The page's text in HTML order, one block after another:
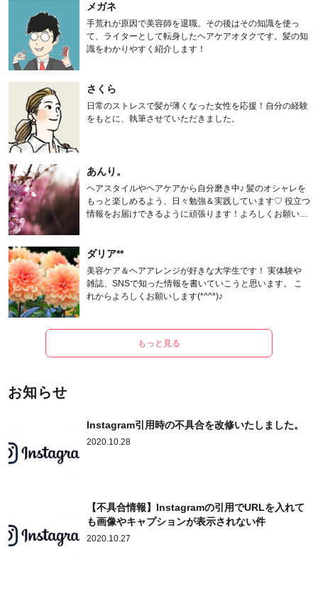
メガネ
手荒れが原因で美容師を退職。その後はその知識を使っ
て、ライターとして転身したヘアケアオタクです。髪の知
識をわかりやすく紹介します！
さくら
日常のストレスで髪が薄くなった女性を応援！自分の経験
をもとに、執筆させていただきました。
あんり。
ヘアスタイルやヘアケアから自分磨き中♪ 髪のオシャレを
もっと楽しめるよう、日々勉強＆実践しています♡ 役立つ
情報をお届けできるように頑張ります！よろしくお願いし
ダリア**
美容ケア＆ヘアアレンジが好きな大学生です！ 実体験や
雑誌、SNSで知った情報を書いていこうと思います。 こ
れからよろしくお願いします(*^^*)♪
もっと見る
お知らせ
Instagram引用時の不具合を改修いたしました。
2020.10.28
【不具合情報】Instagramの引用でURLを入れて
も画像やキャプションが表示されない件
2020.10.27